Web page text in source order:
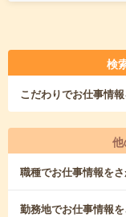
検
こだわりでお仕事情
職種でお仕事情報を
勤務地でお仕事情報